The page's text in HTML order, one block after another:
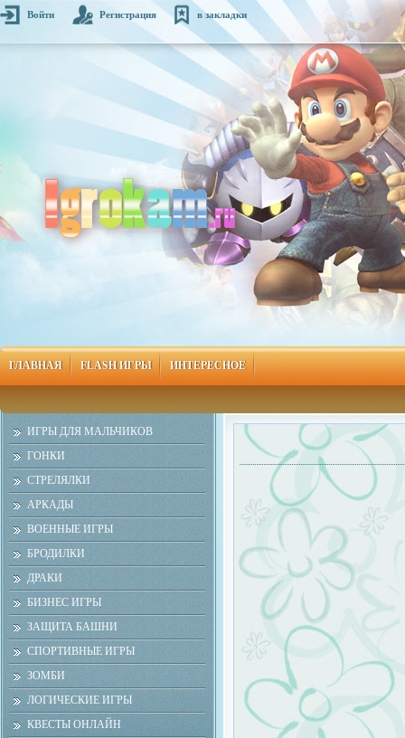
Войти Регистрация в закладки
ГЛАВНАЯ FLASH ИГРЫ ИНТЕРЕСНОЕ
ИГРЫ ДЛЯ МАЛЬЧИКОВ
ГОНКИ
СТРЕЛЯЛКИ
АРКАДЫ
ВОЕННЫЕ ИГРЫ
БРОДИЛКИ
ДРАКИ
БИЗНЕС ИГРЫ
ЗАЩИТА БАШНИ
СПОРТИВНЫЕ ИГРЫ
ЗОМБИ
ЛОГИЧЕСКИЕ ИГРЫ
КВЕСТЫ ОНЛАЙН